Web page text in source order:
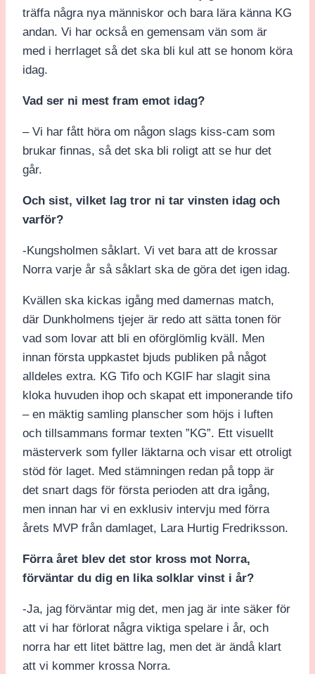
träffa några nya människor och bara lära känna KG
andan. Vi har också en gemensam vän som är
med i herrlaget så det ska bli kul att se honom köra
idag.
Vad ser ni mest fram emot idag?
– Vi har fått höra om någon slags kiss-cam som
brukar finnas, så det ska bli roligt att se hur det
går.
Och sist, vilket lag tror ni tar vinsten idag och
varför?
-Kungsholmen såklart. Vi vet bara att de krossar
Norra varje år så såklart ska de göra det igen idag.
Kvällen ska kickas igång med damernas match,
där Dunkholmens tjejer är redo att sätta tonen för
vad som lovar att bli en oförglömlig kväll. Men
innan första uppkastet bjuds publiken på något
alldeles extra. KG Tifo och KGIF har slagit sina
kloka huvuden ihop och skapat ett imponerande tifo
– en mäktig samling planscher som höjs i luften
och tillsammans formar texten ”KG”. Ett visuellt
mästerverk som fyller läktarna och visar ett otroligt
stöd för laget. Med stämningen redan på topp är
det snart dags för första perioden att dra igång,
men innan har vi en exklusiv intervju med förra
årets MVP från damlaget, Lara Hurtig Fredriksson.
Förra året blev det stor kross mot Norra,
förväntar du dig en lika solklar vinst i år?
-Ja, jag förväntar mig det, men jag är inte säker för
att vi har förlorat några viktiga spelare i år, och
norra har ett litet bättre lag, men det är ändå klart
att vi kommer krossa Norra.